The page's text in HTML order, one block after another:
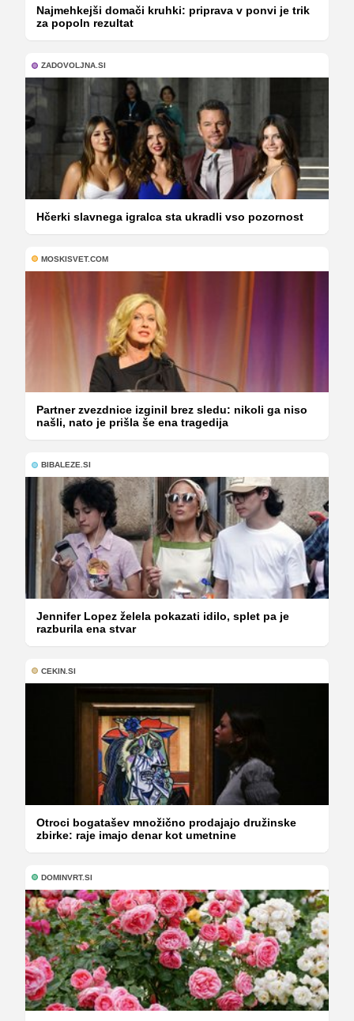
Najmehkejši domači kruhki: priprava v ponvi je trik
za popoln rezultat
ZADOVOLJNA.SI
Hčerki slavnega igralca sta ukradli vso pozornost
MOSKISVET.COM
Partner zvezdnice izginil brez sledu: nikoli ga niso
našli, nato je prišla še ena tragedija
BIBALEZE.SI
Jennifer Lopez želela pokazati idilo, splet pa je
razburila ena stvar
CEKIN.SI
Otroci bogatašev množično prodajajo družinske
zbirke: raje imajo denar kot umetnine
DOMINVRT.SI